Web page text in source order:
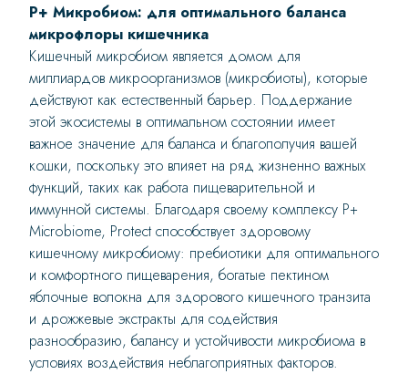
P+ Микробиом: для оптимального баланса
микрофлоры кишечника
Кишечный микробиом является домом для
миллиардов микроорганизмов (микробиоты), которые
действуют как естественный барьер. Поддержание
этой экосистемы в оптимальном состоянии имеет
важное значение для баланса и благополучия вашей
кошки, поскольку это влияет на ряд жизненно важных
функций, таких как работа пищеварительной и
иммунной системы. Благодаря своему комплексу P+
Microbiome, Protect способствует здоровому
кишечному микробиому: пребиотики для оптимального
и комфортного пищеварения, богатые пектином
яблочные волокна для здорового кишечного транзита
и дрожжевые экстракты для содействия
разнообразию, балансу и устойчивости микробиома в
условиях воздействия неблагоприятных факторов.